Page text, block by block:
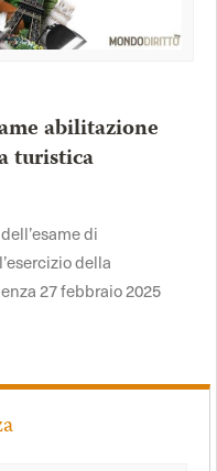
abilitazione
turistica
di
della
27 febbraio 2025